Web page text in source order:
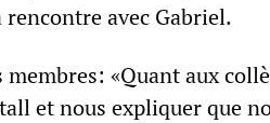
avec Gabriel.
«Quant aux
et nous expliquer que